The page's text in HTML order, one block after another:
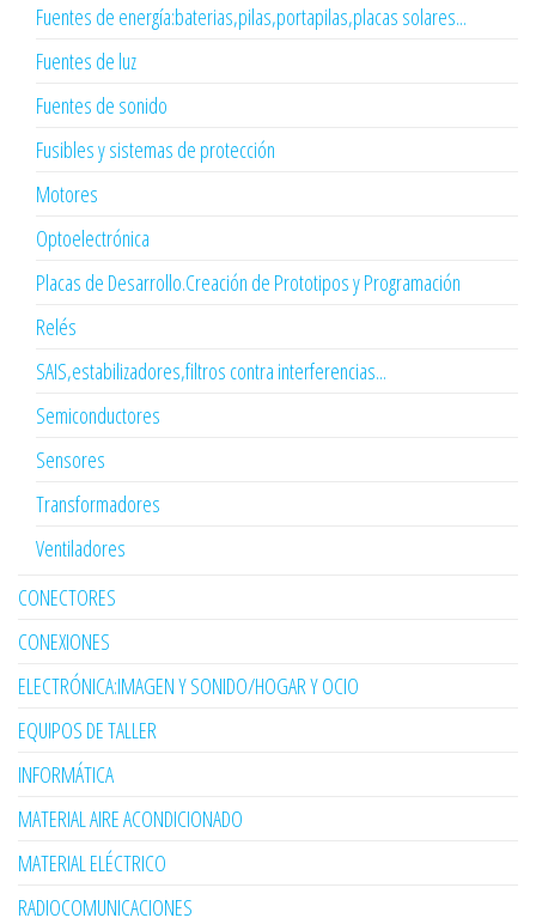
Fuentes de energía:baterias,pilas,portapilas,placas solares...
Fuentes de luz
Fuentes de sonido
Fusibles y sistemas de protección
Motores
Optoelectrónica
Placas de Desarrollo.Creación de Prototipos y Programación
Relés
SAIS,estabilizadores,filtros contra interferencias...
Semiconductores
Sensores
Transformadores
Ventiladores
CONECTORES
CONEXIONES
ELECTRÓNICA:IMAGEN Y SONIDO/HOGAR Y OCIO
EQUIPOS DE TALLER
INFORMÁTICA
MATERIAL AIRE ACONDICIONADO
MATERIAL ELÉCTRICO
RADIOCOMUNICACIONES